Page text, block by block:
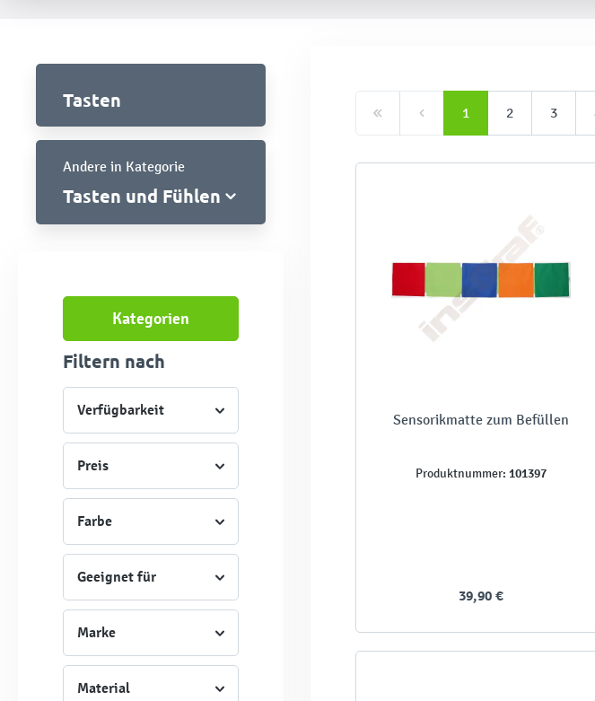
Tasten
Andere in Kategorie
Tasten und Fühlen
Kategorien
Filtern nach
Verfügbarkeit
Preis
Farbe
Geeignet für
Marke
Material
1 2 3
Sensorikmatte zum Befüllen
Produktnummer: 101397
39,90 €